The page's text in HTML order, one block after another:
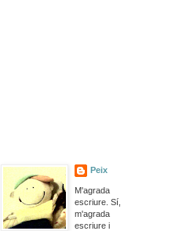
Peix
M'agrada
escriure. Sí,
m'agrada
escriure i